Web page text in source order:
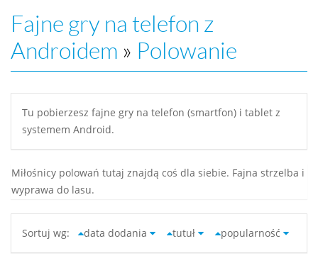
Fajne gry na telefon z
Androidem » Polowanie
Tu pobierzesz fajne gry na telefon (smartfon) i tablet z
systemem Android.
Miłośnicy polowań tutaj znajdą coś dla siebie. Fajna strzelba i
wyprawa do lasu.
Sortuj wg: data dodania tutuł popularność